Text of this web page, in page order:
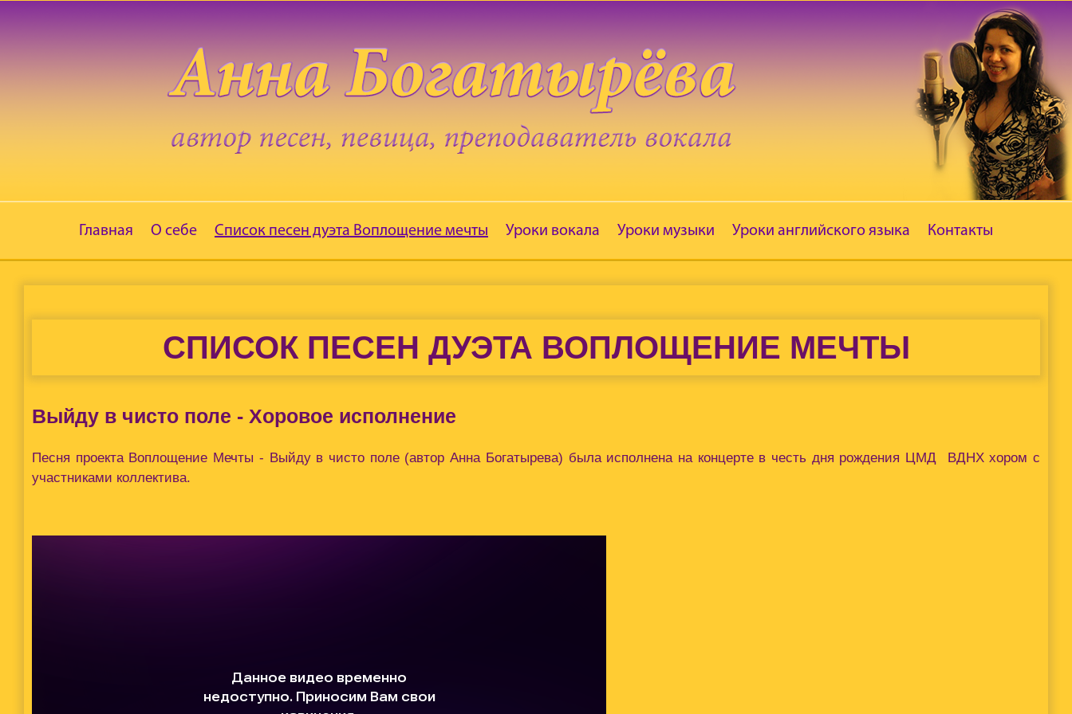
Главная О себе Список песен дуэта Воплощение мечты Уроки вокала Уроки музыки Уроки английского языка Контакты
СПИСОК ПЕСЕН ДУЭТА ВОПЛОЩЕНИЕ МЕЧТЫ
Выйду в чисто поле - Хоровое исполнение
Песня проекта Воплощение Мечты - Выйду в чисто поле (автор Анна Богатырева) была исполнена на концерте в честь дня рождения ЦМД ВДНХ хором с
участниками коллектива.